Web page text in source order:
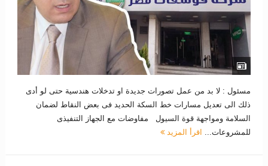
مسئول : لا بد من عمل تصورات جديدة او تدخلات هندسية حتى لو أدى
ذلك الى تعديل مسارات خط السكة الحديد فى بعض النقاط لضمان
السلامة ومواجهة قوة السيول مفاوضات مع الجهاز التنفيذى
للمشروعات...
اقرأ المزيد